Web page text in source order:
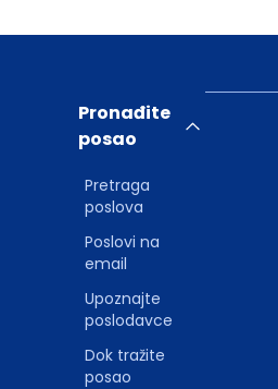
Pronađite
posao
Pretraga
poslova
Poslovi na
email
Upoznajte
poslodavce
Dok tražite
posao